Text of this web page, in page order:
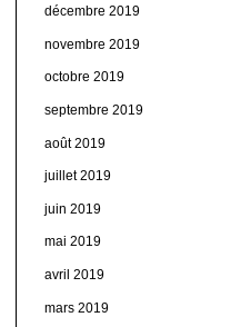
décembre 2019
novembre 2019
octobre 2019
septembre 2019
août 2019
juillet 2019
juin 2019
mai 2019
avril 2019
mars 2019